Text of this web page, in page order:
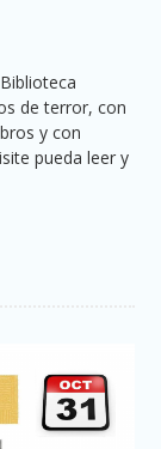
de terror, con
y con
pueda leer y